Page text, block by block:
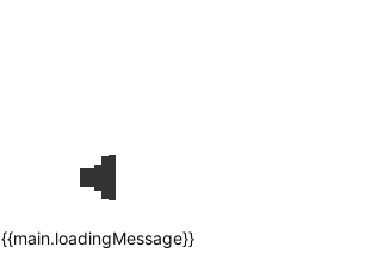
{{main.loadingMessage}}